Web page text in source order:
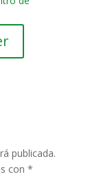
publicada.
con *